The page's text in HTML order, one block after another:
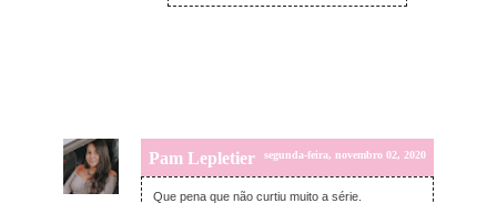
Pam Lepletier segunda-feira, novembro 02, 2020
Que pena que não curtiu muito a série.